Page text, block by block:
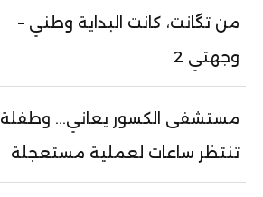
من تگانت، كانت البداية وطني –
وجهتي 2
مستشفى الكسور يعاني... وطفلة
تنتظر ساعات لعملية مستعجلة